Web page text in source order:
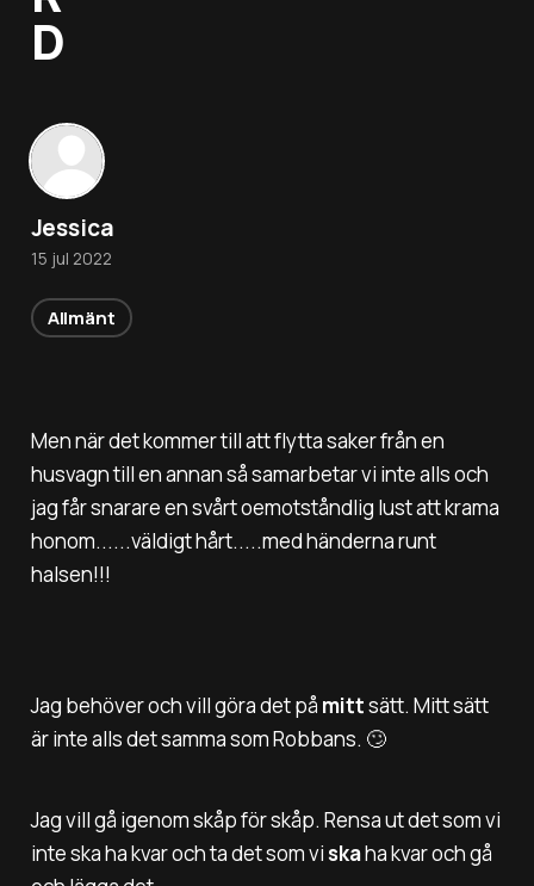
Men när det kommer till att flytta saker från en
husvagn till en annan så samarbetar vi inte alls och
jag får snarare en svårt oemotståndlig lust att krama
honom......väldigt hårt.....med händerna runt
halsen!!!
Jag behöver och vill göra det på mittsätt. Mitt sätt
är inte alls det samma som Robbans. 🙄
Jag vill gå igenom skåp för skåp. Rensa ut det som vi
inte ska ha kvar och ta det som viskaha kvar och gå
D
Jessica
15 jul 2022
Allmänt